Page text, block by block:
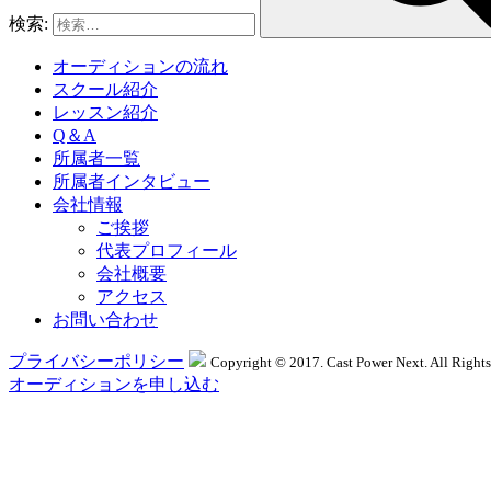
検索:
オーディションの流れ
スクール紹介
レッスン紹介
Q＆A
所属者一覧
所属者インタビュー
会社情報
ご挨拶
代表プロフィール
会社概要
アクセス
お問い合わせ
プライバシーポリシー Copyright © 2017. Cast Power Next. All Rights
オーディションを申し込む